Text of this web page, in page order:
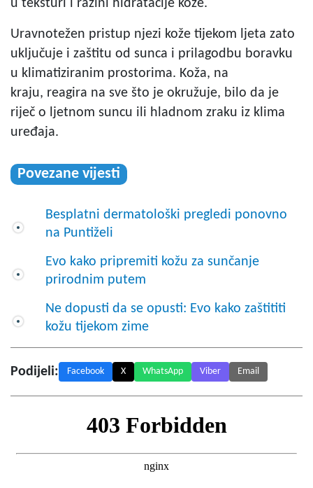
u teksturi i razini hidratacije kože.
Uravnotežen pristup njezi kože tijekom ljeta zato
uključuje i zaštitu od sunca i prilagodbu boravku
u klimatiziranim prostorima. Koža, na
kraju, reagira na sve što je okružuje, bilo da je
riječ o ljetnom suncu ili hladnom zraku iz klima
uređaja.
Povezane vijesti
Besplatni dermatološki pregledi ponovno
na Puntiželi
Evo kako pripremiti kožu za sunčanje
prirodnim putem
Ne dopusti da se opusti: Evo kako zaštititi
kožu tijekom zime
Podijeli: Facebook X WhatsApp Viber Email